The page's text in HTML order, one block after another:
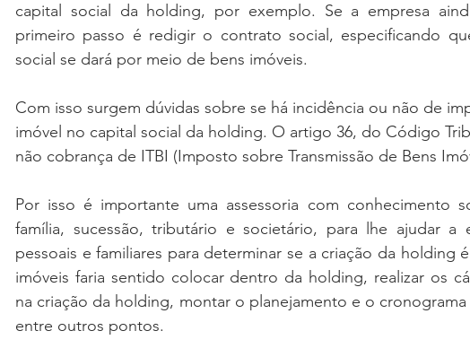
capital social da holding, por exemplo. Se a empresa
primeiro passo é redigir o contrato social, especificando
social se dará por meio de bens imóveis.
Com isso surgem dúvidas sobre se há incidência ou não de
imóvel no capital social da holding. O artigo 36, do Código
não cobrança de ITBI (Imposto sobre Transmissão de Bens
Por isso é importante uma assessoria com conhecimento
família, sucessão, tributário e societário, para lhe ajudar a
pessoais e familiares para determinar se a criação da holding
imóveis faria sentido colocar dentro da holding, realizar os
na criação da holding, montar o planejamento e o
entre outros pontos.